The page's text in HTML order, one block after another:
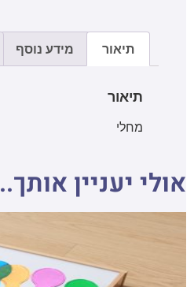
תיאור מידע נוסף
תיאור
מחלי
אולי יעניין אותך..